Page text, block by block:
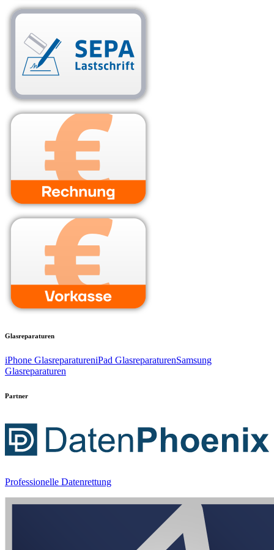
Glasreparaturen
iPhone GlasreparatureniPad GlasreparaturenSamsung
Glasreparaturen
Partner
Professionelle Datenrettung